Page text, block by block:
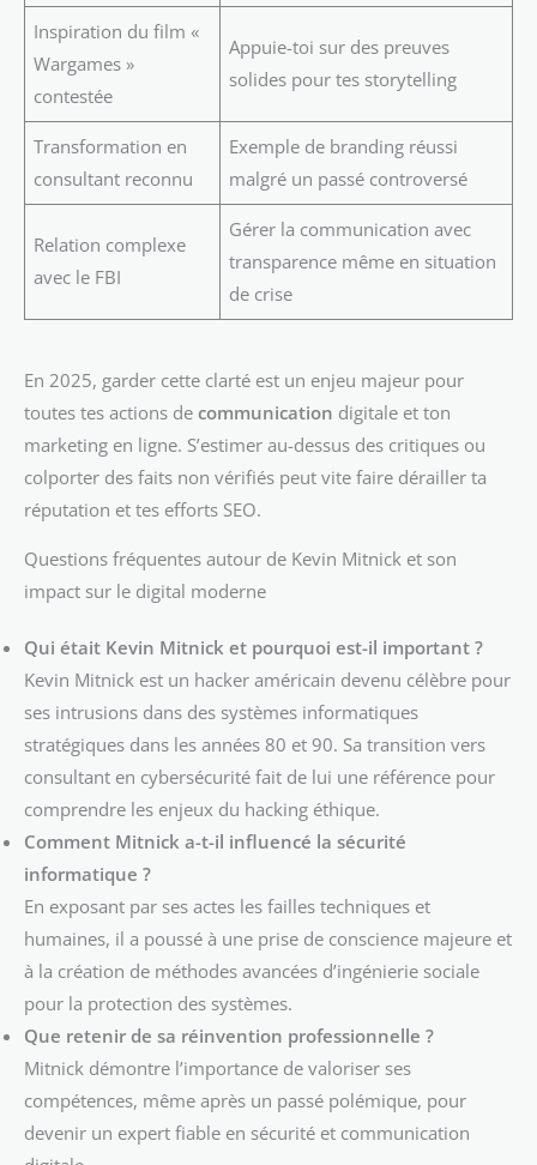
Inspiration du film «
Wargames »
contestée
Appuie-toi sur des preuves
solides pour tes storytelling
Transformation en
consultant reconnu
Exemple de branding réussi
malgré un passé controversé
Relation complexe
avec le FBI
Gérer la communication avec
transparence même en situation
de crise
En 2025, garder cette clarté est un enjeu majeur pour
toutes tes actions de communication digitale et ton
marketing en ligne. S’estimer au-dessus des critiques ou
colporter des faits non vérifiés peut vite faire dérailler ta
réputation et tes efforts SEO.
Questions fréquentes autour de Kevin Mitnick et son
impact sur le digital moderne
Qui était Kevin Mitnick et pourquoi est-il important ?
Kevin Mitnick est un hacker américain devenu célèbre pour
ses intrusions dans des systèmes informatiques
stratégiques dans les années 80 et 90. Sa transition vers
consultant en cybersécurité fait de lui une référence pour
comprendre les enjeux du hacking éthique.
Comment Mitnick a-t-il influencé la sécurité
informatique ?
En exposant par ses actes les failles techniques et
humaines, il a poussé à une prise de conscience majeure et
à la création de méthodes avancées d’ingénierie sociale
pour la protection des systèmes.
Que retenir de sa réinvention professionnelle ?
Mitnick démontre l’importance de valoriser ses
compétences, même après un passé polémique, pour
devenir un expert fiable en sécurité et communication